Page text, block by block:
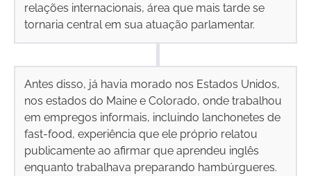
relações internacionais, área que mais tarde se
tornaria central em sua atuação parlamentar.
Antes disso, já havia morado nos Estados Unidos,
nos estados do Maine e Colorado, onde trabalhou
em empregos informais, incluindo lanchonetes de
fast-food, experiência que ele próprio relatou
publicamente ao afirmar que aprendeu inglês
enquanto trabalhava preparando hambúrgueres.